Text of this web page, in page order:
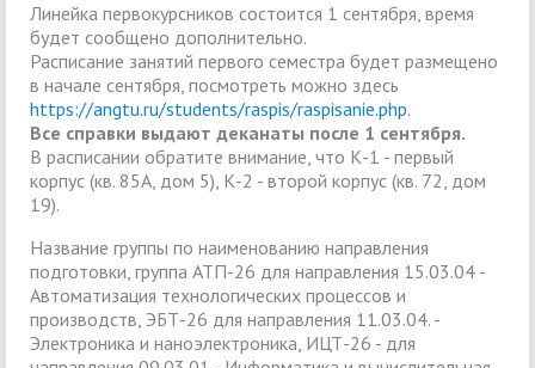
Линейка первокурсников состоится 1 сентября, время
будет сообщено дополнительно.
Расписание занятий первого семестра будет размещено
в начале сентября, посмотреть можно здесь
https://angtu.ru/students/raspis/raspisanie.php.
Все справки выдают деканаты после 1 сентября.
В расписании обратите внимание, что К-1 - первый
корпус (кв. 85А, дом 5), К-2 - второй корпус (кв. 72, дом
19).
Название группы по наименованию направления
подготовки, группа АТП-26 для направления 15.03.04 -
Автоматизация технологических процессов и
производств, ЭБТ-26 для направления 11.03.04. -
Электроника и наноэлектроника, ИЦТ-26 - для